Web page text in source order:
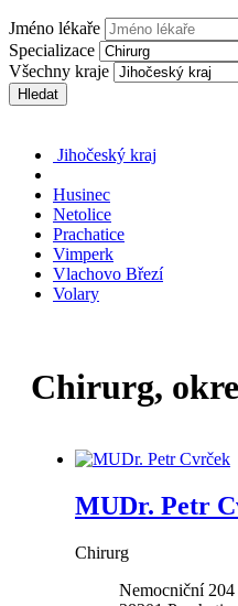
Jméno lékaře
Specializace
Všechny kraje
Hledat
Jihočeský kraj
Husinec
Netolice
Prachatice
Vimperk
Vlachovo Březí
Volary
Chirurg,
MUDr. Petr
Chirurg
Nemocniční 204